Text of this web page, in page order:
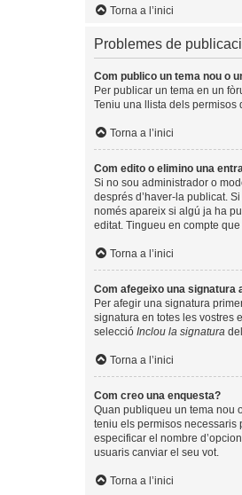
Torna a l’inici
Problemes de
Com publico un tema nou o
Per publicar un tema en un
Teniu una llista dels permisos
Torna a l’inici
Com edito o elimino una
Si no sou administrador o
després d’haver-la publicat.
només apareix si algú ja ha
editat. Tingueu en compte
Torna a l’inici
Com afegeixo una signatura
Per afegir una signatura
signatura en totes les vostres
selecció Inclou la signatura
Torna a l’inici
Com creo una enquesta?
Quan publiqueu un tema nou
teniu els permisos necessaris
especificar el nombre
usuaris canviar el seu vot.
Torna a l’inici